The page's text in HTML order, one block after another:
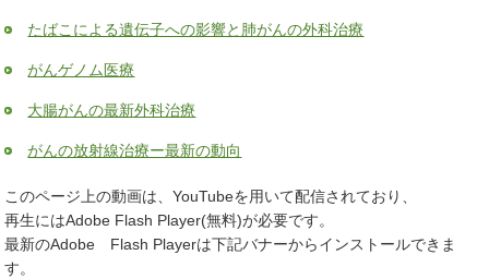
たばこによる遺伝子への影響と肺がんの外科治療
がんゲノム医療
大腸がんの最新外科治療
がんの放射線治療ー最新の動向
このページ上の動画は、YouTubeを用いて配信されており、
再生にはAdobe Flash Player(無料)が必要です。
最新のAdobe Flash Playerは下記バナーからインストールできま
す。